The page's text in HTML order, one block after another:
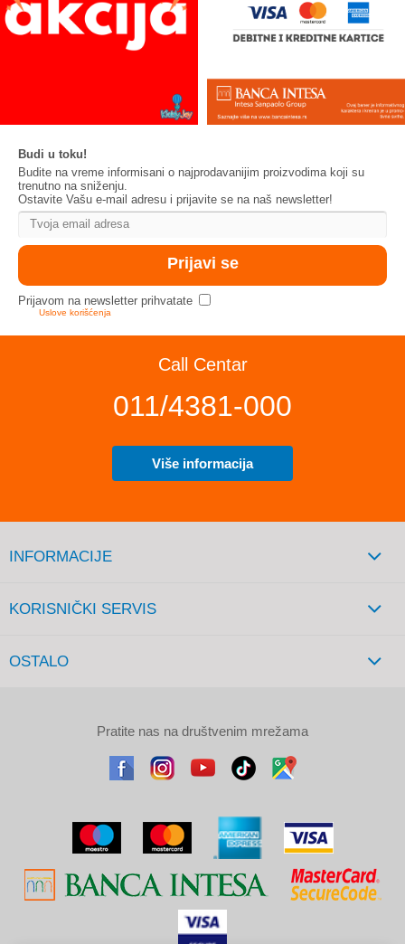
Budi u toku!
Budite na vreme informisani o najprodavanijim proizvodima koji su
trenutno na sniženju.
Ostavite Vašu e-mail adresu i prijavite se na naš newsletter!
Prijavom na newsletter prihvatate
Uslove korišćenja
Call Centar
011/4381-000
Više informacija
INFORMACIJE
KORISNIČKI SERVIS
OSTALO
Pratite nas na društvenim mrežama